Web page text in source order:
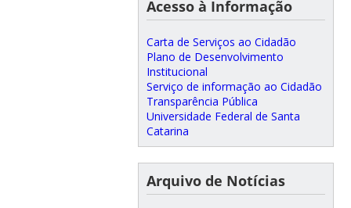
Acesso à Informação
Carta de Serviços ao Cidadão
Plano de Desenvolvimento
Institucional
Serviço de informação ao Cidadão
Transparência Pública
Universidade Federal de Santa
Catarina
Arquivo de Notícias